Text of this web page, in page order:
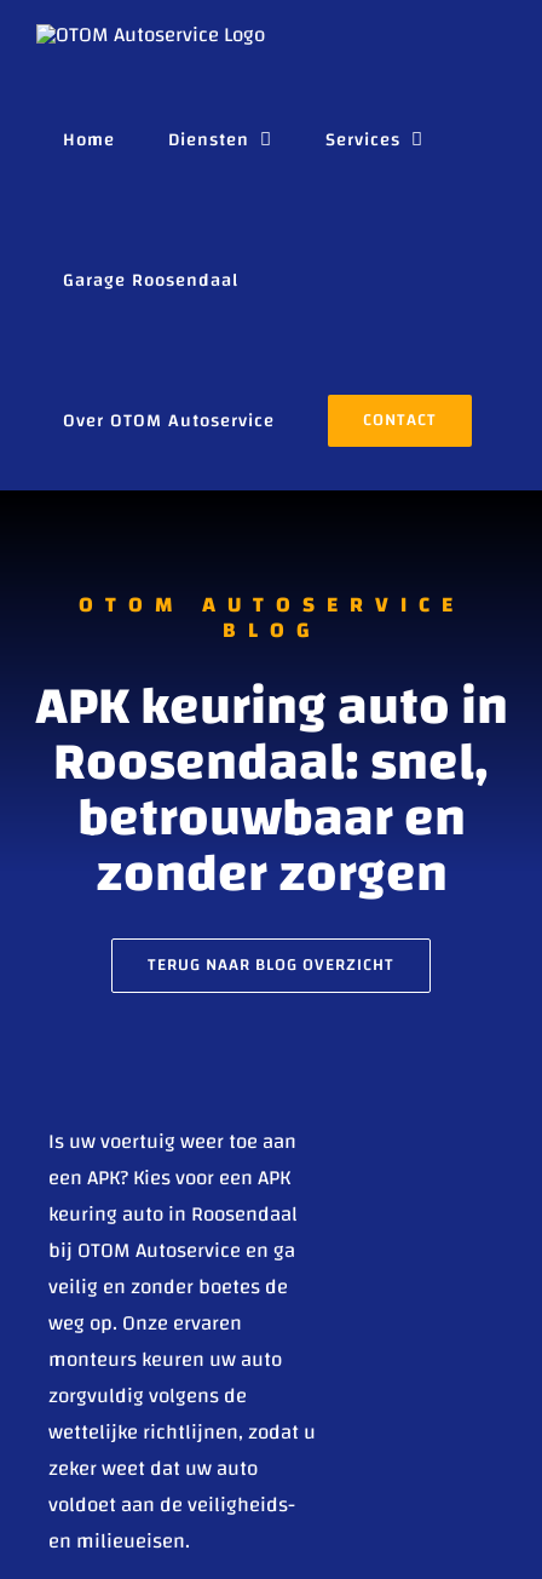
naar
Home Diensten Services
Garage Roosendaal
Over OTOM Autoservice CONTACT
OTOM AUTOSERVICE
BLOG
APK keuring auto in
Roosendaal: snel,
betrouwbaar en
zonder zorgen
TERUG NAAR BLOG OVERZICHT
Is uw voertuig weer toe aan
een APK? Kies voor een APK
keuring auto in Roosendaal
bij OTOM Autoservice en ga
veilig en zonder boetes de
weg op. Onze ervaren
monteurs keuren uw auto
zorgvuldig volgens de
wettelijke richtlijnen, zodat u
zeker weet dat uw auto
voldoet aan de veiligheids-
en milieueisen.